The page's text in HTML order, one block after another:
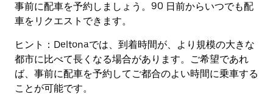
事前に配車を予約しましょう。90 日前からいつでも配
車をリクエストできます。
ヒント： Deltonaでは、到着時間が、より規模の大きな
都市に比べて長くなる場合があります。ご希望であれ
ば、事前に配車を予約してご都合のよい時間に乗車する
ことが可能です。